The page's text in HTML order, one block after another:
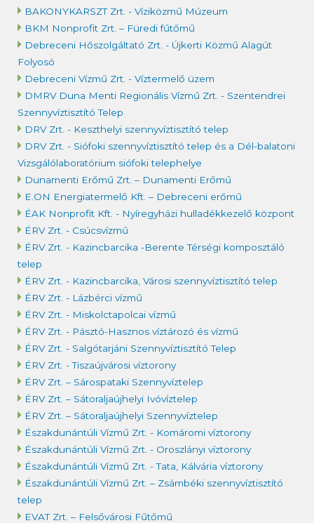
BAKONYKARSZT Zrt. - Víziközmű Múzeum
BKM Nonprofit Zrt. – Füredi fűtőmű
Debreceni Hőszolgáltató Zrt. - Újkerti Közmű Alagút
Folyosó
Debreceni Vízmű Zrt. - Víztermelő üzem
DMRV Duna Menti Regionális Vízmű Zrt. - Szentendrei
Szennyvíztisztító Telep
DRV Zrt. - Keszthelyi szennyvíztisztító telep
DRV Zrt. - Siófoki szennyvíztisztító telep és a Dél-balatoni
Vizsgálólaboratórium siófoki telephelye
Dunamenti Erőmű Zrt. – Dunamenti Erőmű
E.ON Energiatermelő Kft. – Debreceni erőmű
ÉAK Nonprofit Kft. - Nyíregyházi hulladékkezelő központ
ÉRV Zrt. - Csúcsvízmű
ÉRV Zrt. - Kazincbarcika -Berente Térségi komposztáló
telep
ÉRV Zrt. - Kazincbarcika, Városi szennyvíztisztító telep
ÉRV Zrt. - Lázbérci vízmű
ÉRV Zrt. - Miskolctapolcai vízmű
ÉRV Zrt. - Pásztó-Hasznos víztározó és vízmű
ÉRV Zrt. - Salgótarjáni Szennyvíztisztító Telep
ÉRV Zrt. - Tiszaújvárosi víztorony
ÉRV Zrt. – Sárospataki Szennyvíztelep
ÉRV Zrt. – Sátoraljaújhelyi Ivóvíztelep
ÉRV Zrt. – Sátoraljaújhelyi Szennyvíztelep
Északdunántúli Vízmű Zrt. - Komáromi víztorony
Északdunántúli Vízmű Zrt. - Oroszlányi víztorony
Északdunántúli Vízmű Zrt. - Tata, Kálvária víztorony
Északdunántúli Vízmű Zrt. – Zsámbéki szennyvíztisztító
telep
EVAT Zrt. – Felsővárosi Fűtőmű